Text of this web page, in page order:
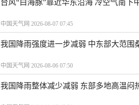
台风“白海豚”靠近华东沿海 冷空气南下
中国天气网 2026-08-07 07:45
我国降雨强度进一步减弱 中东部大范
中国天气网 2026-08-06 07:50
我国降雨整体减少减弱 东部多地高温闷